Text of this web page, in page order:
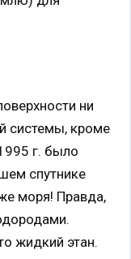
ни
системы, кроме
г. было
спутнике
моря! Правда,
жидкий этан.